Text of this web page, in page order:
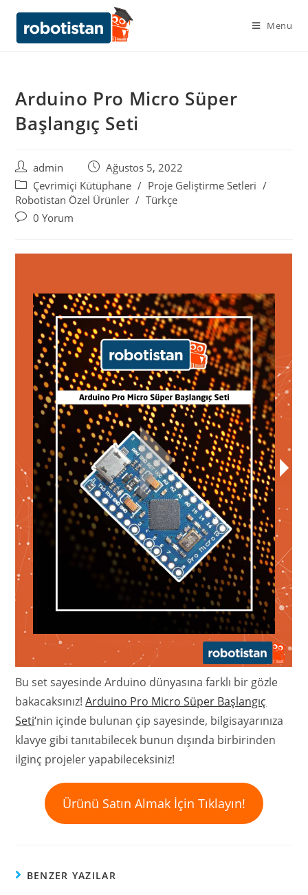
Menu
Arduino Pro Micro Süper
Başlangıç Seti
admin
Ağustos 5, 2022
Çevrimiçi Kütüphane / Proje Geliştirme Setleri /
Robotistan Özel Ürünler / Türkçe
0 Yorum
Bu set sayesinde Arduino dünyasına farklı bir gözle
bakacaksınız!Arduino Pro Micro Süper Başlangıç
Seti‘nin içinde bulunan çip sayesinde, bilgisayarınıza
klavye gibi tanıtabilecek bunun dışında birbirinden
ilginç projeler yapabileceksiniz!
Ürünü Satın Almak İçin Tıklayın!
BENZER YAZILAR